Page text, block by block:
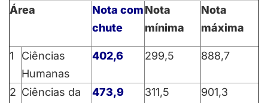
Área
Nota com
chute
Nota
mínima
Nota
máxima
1
Ciências
Humanas
402,6 299,5 888,7
2 Ciências da
473,9 311,5 901,3